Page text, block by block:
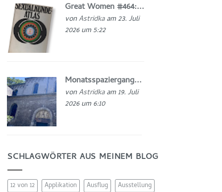
Great Women #464:...
vonAstridkaam 23. Juli
2026 um 5:22
Monatsspaziergang...
vonAstridkaam 19. Juli
2026 um 6:10
SCHLAGWÖRTER AUS MEINEM BLOG
12 von 12 Applikation Ausflug
Ausstellung